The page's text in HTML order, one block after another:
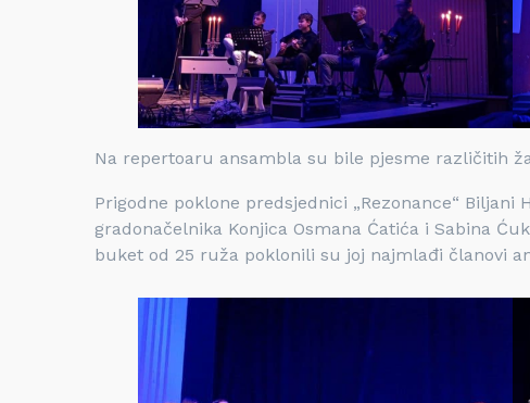
Na repertoaru ansambla su bile pjesme različitih
Prigodne poklone predsjednici „Rezonance“
gradonačelnika Konjica Osmana Ćatića i Sabina
buket od 25 ruža poklonili su joj najmlađi članovi